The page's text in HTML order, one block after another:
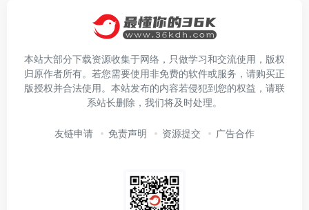
本站大部分下载资源收集于网络，只做学习和交流使用，版权
归原作者所有。若您需要使用非免费的软件或服务，请购买正
版授权并合法使用。本站发布的内容若侵犯到您的权益，请联
系站长删除，我们将及时处理。
友链申请 免责声明 资源提交 广告合作